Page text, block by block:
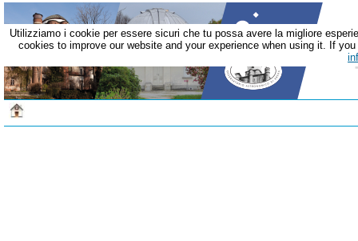
Utilizziamo i cookie per essere sicuri che tu possa avere la migliore
cookies to improve our website and your experience when using it. If